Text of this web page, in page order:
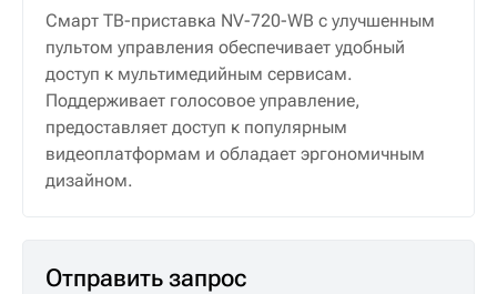
Смарт ТВ-приставка NV-720-WB с улучшенным
пультом управления обеспечивает удобный
доступ к мультимедийным сервисам.
Поддерживает голосовое управление,
предоставляет доступ к популярным
видеоплатформам и обладает эргономичным
дизайном.
Отправить запрос